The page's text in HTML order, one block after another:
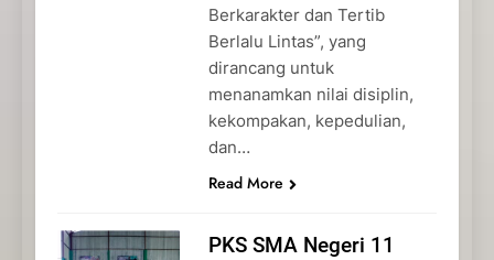
Berkarakter dan Tertib
Berlalu Lintas”, yang
dirancang untuk
menanamkan nilai disiplin,
kekompakan, kepedulian,
dan…
Read More
PKS SMA Negeri 11